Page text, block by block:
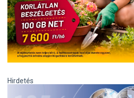
Hirdetés